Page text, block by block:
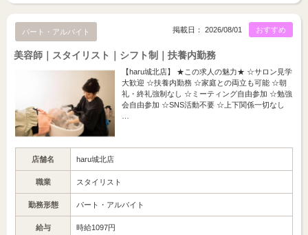
パート・アルバイト おすすめ
掲載日： 2026/08/01
美容師｜スタイリスト｜シフト制｜扶養内勤務
【haru城北店】 ★この求人の魅力★ ☆サロン見学
大歓迎 ☆扶養内勤務 ☆家庭との両立も可能 ☆朝
礼・終礼強制なし ☆ミーティング自由参加 ☆勉強
会自由参加 ☆SNS活動不要 ☆上下関係一切なし
店舗名 haru城北店
職業 スタイリスト
勤務形態 パート・アルバイト
給与 時給1097円